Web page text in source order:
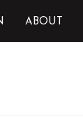
ABOUT